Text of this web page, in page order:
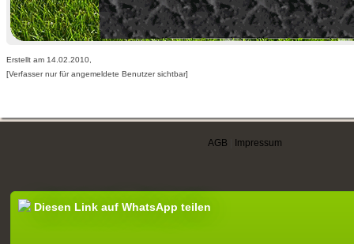
Erstellt am 14.02.2010,
[Verfasser nur für angemeldete Benutzer sichtbar]
AGB Impressum
Diesen Link auf WhatsApp teilen